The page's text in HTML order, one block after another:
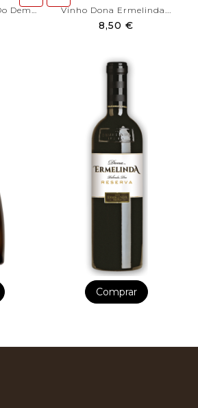
Espumante Terras Do Demo Bruto Vinho Dona Ermelinda...
8,50 €
Comprar